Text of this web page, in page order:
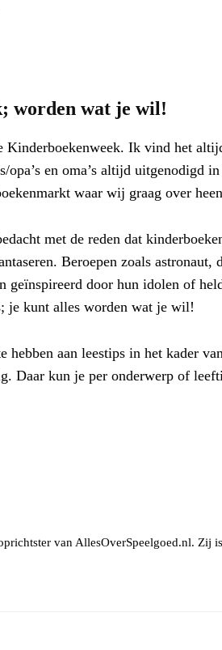
worden wat je wil!
Kinderboekenweek. Ik vind het
opa’s en oma’s altijd uitgenodigd
waar wij graag over
met de reden dat
Beroepen zoals
door hun idolen of
je kunt alles worden wat je wil!
hebben aan leestips in het kader
Daar kun je per onderwerp of
van AllesOverSpeelgoed.nl. Zij